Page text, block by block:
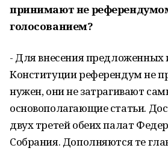
принимают не
голосованием?
- Для внесения предложенных
Конституции референдум не
нужен, они не затрагивают
основополагающие статьи.
двух третей обеих палат
Собрания. Дополняются те